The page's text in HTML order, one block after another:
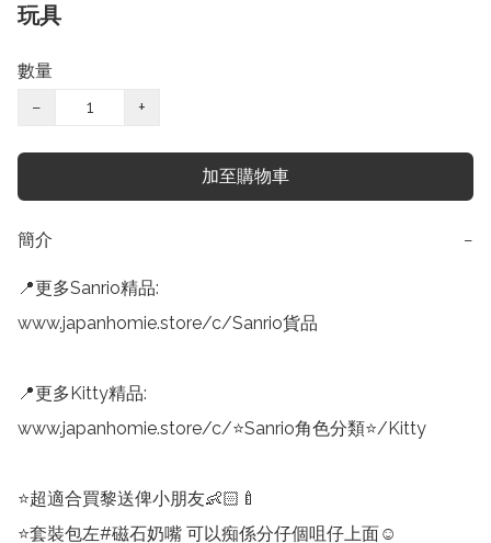
玩具
數量
−
+
加至購物車
簡介 −
📍更多Sanrio精品:
www.japanhomie.store/c/Sanrio貨品
📍更多Kitty精品:
www.japanhomie.store/c/⭐Sanrio角色分類⭐/Kitty
⭐️超適合買黎送俾小朋友👶🏻🍼
⭐套裝包左#磁石奶嘴 可以痴係分仔個咀仔上面☺️